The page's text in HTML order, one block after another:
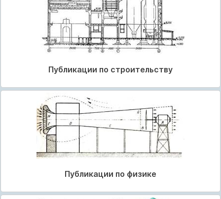
Публикации по строительству
Публикации по физике